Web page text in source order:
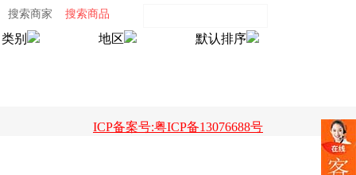
搜索商家 搜索商品
类别 地区 默认排序
ICP备案号:粤ICP备13076688号